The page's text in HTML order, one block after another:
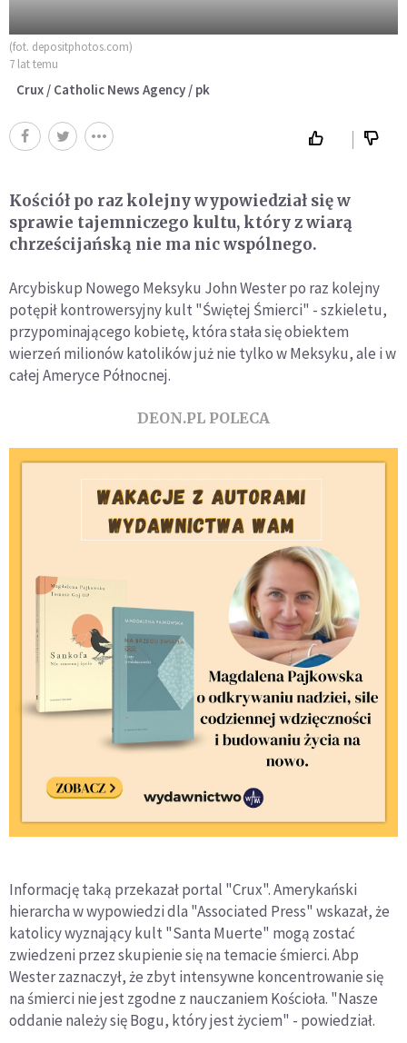
(fot. depositphotos.com)
7 lat temu
Crux / Catholic News Agency / pk
Kościół po raz kolejny wypowiedział się w
sprawie tajemniczego kultu, który z wiarą
chrześcijańską nie ma nic wspólnego.
Arcybiskup Nowego Meksyku John Wester po raz kolejny
potępił kontrowersyjny kult "Świętej Śmierci" - szkieletu,
przypominającego kobietę, która stała się obiektem
wierzeń milionów katolików już nie tylko w Meksyku, ale i w
całej Ameryce Północnej.
DEON.PL POLECA
Informację taką przekazał portal "Crux". Amerykański
hierarcha w wypowiedzi dla "Associated Press" wskazał, że
katolicy wyznający kult "Santa Muerte" mogą zostać
zwiedzeni przez skupienie się na temacie śmierci. Abp
Wester zaznaczył, że zbyt intensywne koncentrowanie się
na śmierci nie jest zgodne z nauczaniem Kościoła. "Nasze
oddanie należy się Bogu, który jest życiem" - powiedział.